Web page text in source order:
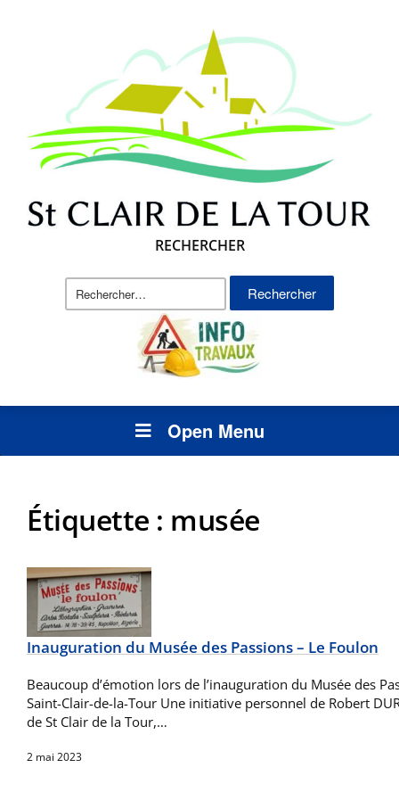
RECHERCHER
Rechercher :
Open Menu
Étiquette : musée
Inauguration du Musée des Passions – Le Foulon
Beaucoup d’émotion lors de l’inauguration du Musée des
Saint-Clair-de-la-Tour Une initiative personnel de Robert
de St Clair de la Tour,…
2 mai 2023